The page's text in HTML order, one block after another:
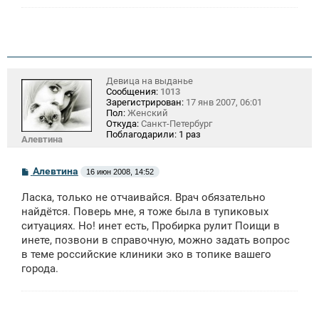
Алевтина
Девица на выданье
Сообщения: 1013
Зарегистрирован: 17 янв 2007, 06:01
Пол: Женский
Откуда: Санкт-Петербург
Поблагодарили: 1 раз
С
б
щ
н
и
Алевтина 16 июн 2008, 14:52
Ласка, только не отчаивайся. Врач обязательно
найдётся. Поверь мне, я тоже была в тупиковых
ситуациях. Но! инет есть, Пробирка рулит Поищи в
инете, позвони в справочную, можно задать вопрос
в теме российские клиники эко в топике вашего
города.